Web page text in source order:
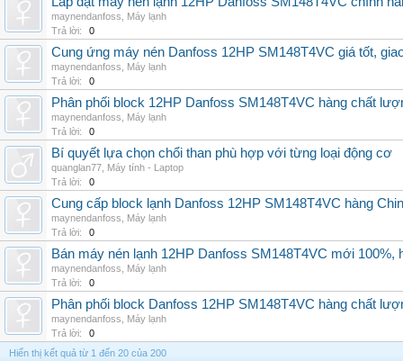
maynendanfoss
Máy lạnh
Trả lời:
0
Cung ứng máy nén Danfoss 12HP SM148T4VC giá tốt,
maynendanfoss
Máy lạnh
Trả lời:
0
Phân phối block 12HP Danfoss SM148T4VC hàng chất
maynendanfoss
Máy lạnh
Trả lời:
0
Bí quyết lựa chọn chổi than phù hợp với từng loại động cơ
quanglan77 Máy tính - Laptop
Trả lời:
0
Cung cấp block lạnh Danfoss 12HP SM148T4VC hàng
maynendanfoss
Máy lạnh
Trả lời:
0
Bán máy nén lạnh 12HP Danfoss SM148T4VC mới
maynendanfoss
Máy lạnh
Trả lời:
0
Phân phối block Danfoss 12HP SM148T4VC hàng chất
maynendanfoss
Máy lạnh
Trả lời:
0
Hiển thị kết quả từ 1 đến 20 của 200